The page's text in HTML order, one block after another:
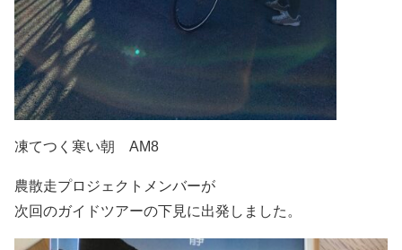
凍てつく寒い朝 AM8
農散走プロジェクトメンバーが
次回のガイドツアーの下見に出発しました。